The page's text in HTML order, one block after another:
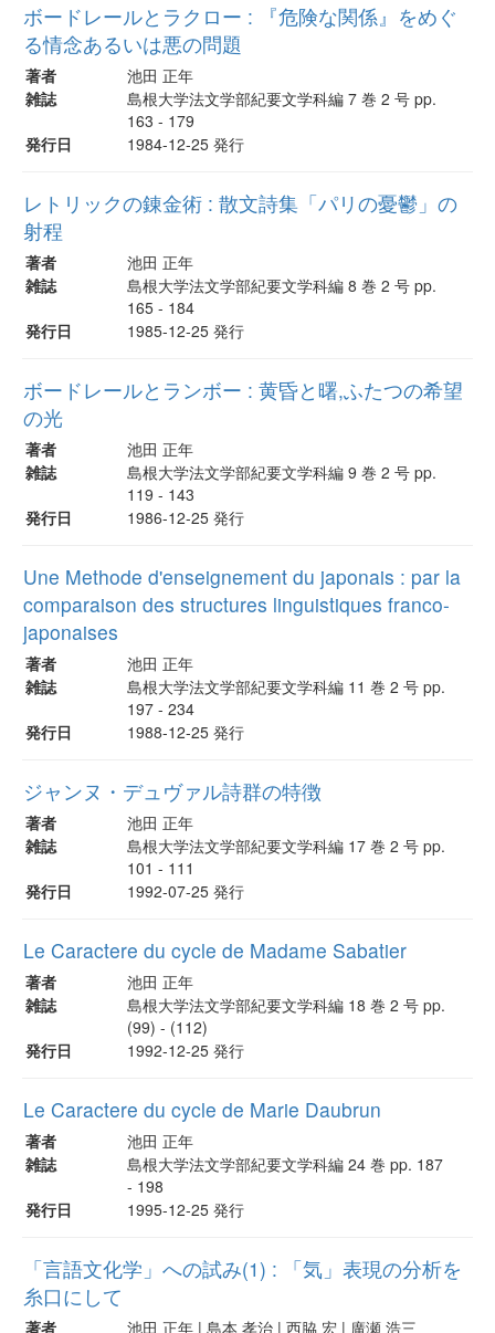
ボードレールとラクロー : 『危険な関係』をめぐ
る情念あるいは悪の問題
著者
池田 正年
雑誌
島根大学法文学部紀要文学科編 7 巻 2 号 pp.
163 - 179
発行日
1984-12-25 発行
レトリックの錬金術 : 散文詩集「パリの憂鬱」の
射程
著者
池田 正年
雑誌
島根大学法文学部紀要文学科編 8 巻 2 号 pp.
165 - 184
発行日
1985-12-25 発行
ボードレールとランボー : 黄昏と曙,ふたつの希望
の光
著者
池田 正年
雑誌
島根大学法文学部紀要文学科編 9 巻 2 号 pp.
119 - 143
発行日
1986-12-25 発行
Une Methode d'enseignement du japonais : par la
comparaison des structures linguistiques franco-
japonaises
著者
池田 正年
雑誌
島根大学法文学部紀要文学科編 11 巻 2 号 pp.
197 - 234
発行日
1988-12-25 発行
ジャンヌ・デュヴァル詩群の特徴
著者
池田 正年
雑誌
島根大学法文学部紀要文学科編 17 巻 2 号 pp.
101 - 111
発行日
1992-07-25 発行
Le Caractere du cycle de Madame Sabatier
著者
池田 正年
雑誌
島根大学法文学部紀要文学科編 18 巻 2 号 pp.
(99) - (112)
発行日
1992-12-25 発行
Le Caractere du cycle de Marie Daubrun
著者
池田 正年
雑誌
島根大学法文学部紀要文学科編 24 巻 pp. 187
- 198
発行日
1995-12-25 発行
「言語文化学」への試み(1) : 「気」表現の分析を
糸口にして
著者 池田 正年 | 島本 孝治 | 西脇 宏 | 廣瀬 浩三